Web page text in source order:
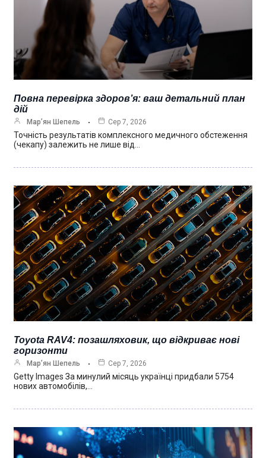
Повна перевірка здоров’я: ваш детальний план
дій
Мар’ян Шепель Сер 7, 2026
Точність результатів комплексного медичного обстеження
(чекапу) залежить не лише від…
Toyota RAV4: позашляховик, що відкриває нові
горизонти
Мар’ян Шепель Сер 7, 2026
Getty Images За минулий місяць українці придбали 5754
нових автомобілів,…